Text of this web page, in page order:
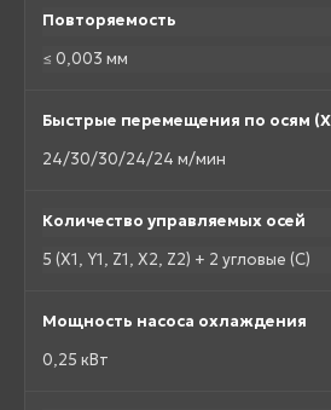
Повторяемость
≤ 0,003 мм
Быстрые перемещения по осям
24/30/30/24/24 м/мин
Количество управляемых осей
5 (X1, Y1, Z1, X2, Z2) + 2 угловые (C)
Мощность насоса охлаждения
0,25 кВт